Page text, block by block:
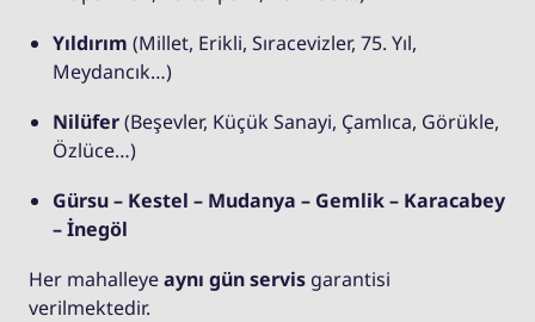
Yıldırım (Millet, Erikli, Sıracevizler, 75. Yıl,
Meydancık…)
Nilüfer(Beşevler, Küçük Sanayi, Çamlıca, Görükle,
Özlüce…)
Gürsu – Kestel – Mudanya – Gemlik – Karacabey
– İnegöl
Her mahalleyeaynı gün servis garantisi
verilmektedir.